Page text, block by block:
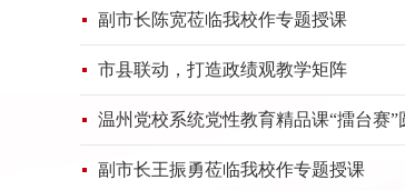
副市长陈宽莅临我校作专题授课
市县联动，打造政绩观教学矩阵
温州党校系统党性教育精品课“擂台赛”
副市长王振勇莅临我校作专题授课